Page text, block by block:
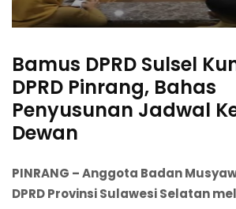
Bamus DPRD Sulsel
DPRD Pinrang, Bahas
Penyusunan Jadwal
Dewan
PINRANG – Anggota Badan
DPRD Provinsi Sulawesi Selatan